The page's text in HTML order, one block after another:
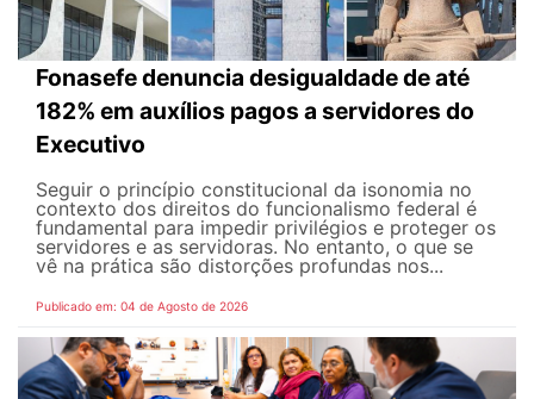
Fonasefe denuncia desigualdade de até
182% em auxílios pagos a servidores do
Executivo
Seguir o princípio constitucional da isonomia no
contexto dos direitos do funcionalismo federal é
fundamental para impedir privilégios e proteger os
servidores e as servidoras. No entanto, o que se
vê na prática são distorções profundas nos...
Publicado em: 04 de Agosto de 2026